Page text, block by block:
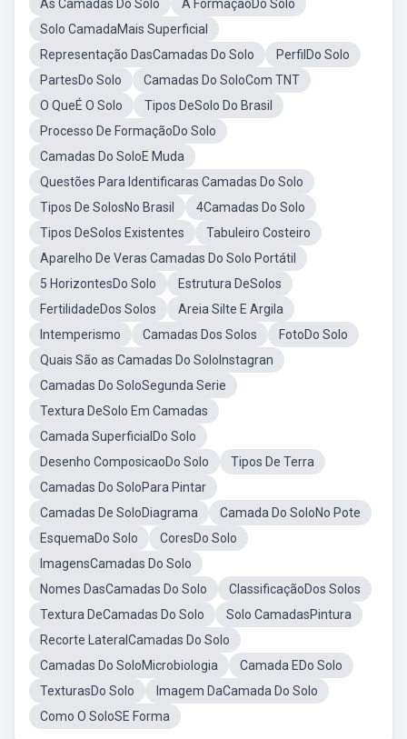
As Camadas Do Solo
A FormaçãoDo Solo
Solo CamadaMais Superficial
Representação DasCamadas Do Solo
PerfilDo Solo
PartesDo Solo
Camadas Do SoloCom TNT
O QueÉ O Solo
Tipos DeSolo Do Brasil
Processo De FormaçãoDo Solo
Camadas Do SoloE Muda
Questões Para Identificaras Camadas Do Solo
Tipos De SolosNo Brasil
4Camadas Do Solo
Tipos DeSolos Existentes
Tabuleiro Costeiro
Aparelho De Veras Camadas Do Solo Portátil
5 HorizontesDo Solo
Estrutura DeSolos
FertilidadeDos Solos
Areia Silte E Argila
Intemperismo
Camadas Dos Solos
FotoDo Solo
Quais São as Camadas Do SoloInstagran
Camadas Do SoloSegunda Serie
Textura DeSolo Em Camadas
Camada SuperficialDo Solo
Desenho ComposicaoDo Solo
Tipos De Terra
Camadas Do SoloPara Pintar
Camadas De SoloDiagrama
Camada Do SoloNo Pote
EsquemaDo Solo
CoresDo Solo
ImagensCamadas Do Solo
Nomes DasCamadas Do Solo
ClassificaçãoDos Solos
Textura DeCamadas Do Solo
Solo CamadasPintura
Recorte LateralCamadas Do Solo
Camadas Do SoloMicrobiologia
Camada EDo Solo
TexturasDo Solo
Imagem DaCamada Do Solo
Como O SoloSE Forma